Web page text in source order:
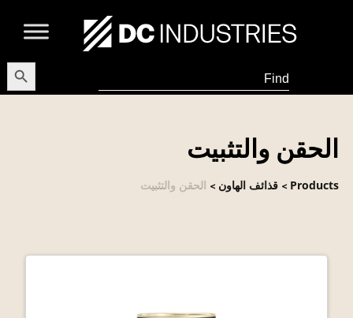
Search
for:
Button
الحقن والتثبيت
Products
> قذائف الهاون > الحقن والتثبيت